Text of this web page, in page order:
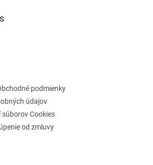
podmienky
údajov
Cookies
od zmluvy